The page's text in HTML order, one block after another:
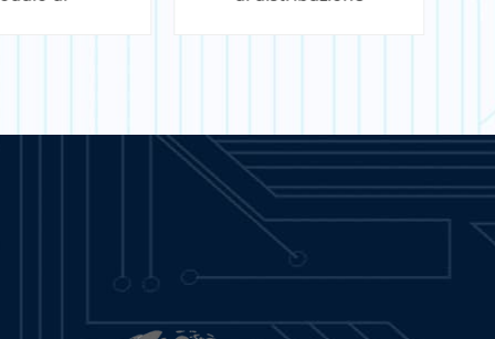
PER SAPERNE DI